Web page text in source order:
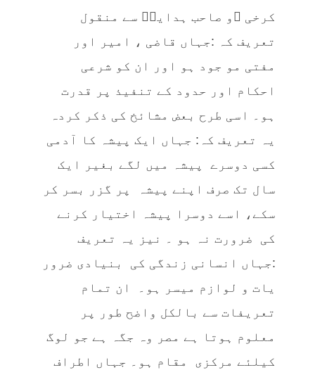
کرخی ؒو صاحب ہدایہؒ سے منقول
تعریف کہ :جہاں قاضی ، امیر اور
مفتی مو جود ہو اور ان کو شرعی
احکام اور حدود کے تنفیذ پر قدرت
ہو۔ اسی طرح بعض مشائخ کی ذکر کردہ
یہ تعریف کہ: جہاں ایک پیشہ کا آدمی
کسی دوسرے پیشہ میں لگے بغیر ایک
سال تک صرف اپنے پیشہ پر گزر بسر کر
سکے، اسے دوسرا پیشہ اختیار کرنے
کی ضرورت نہ ہو ۔ نیز یہ تعریف
:جہاں انسانی زندگی کی بنیادی ضرور
یات و لوازم میسر ہو۔ ان تمام
تعریفات سے بالکل واضح طور پر
معلوم ہوتا ہے مصر وہ جگہ ہے جو لوگ
کیلئے مرکزی مقام ہو۔ جہاں اطراف